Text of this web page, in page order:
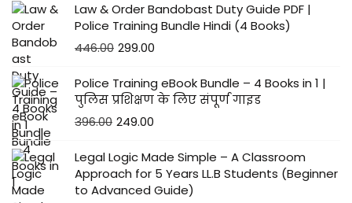
Law & Order Bandobast Duty Guide PDF |
Police Training Bundle Hindi (4 Books)
446.00 299.00
Police Training eBook Bundle – 4 Books in 1 |
पुलिस प्रशिक्षण के लिए संपूर्ण गाइड
396.00 249.00
Legal Logic Made Simple – A Classroom
Approach for 5 Years LL.B Students (Beginner
to Advanced Guide)